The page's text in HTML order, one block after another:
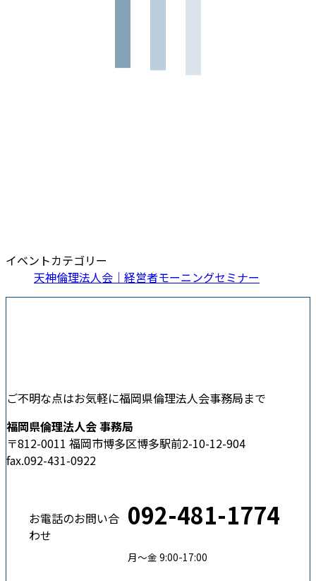
イベントカテゴリー
天神倫理法人会｜経営者モーニングセミナー
ご不明な点はお気軽に福岡県倫理法人会事務局まで
福岡県倫理法人会 事務局
〒812-0011 福岡市博多区博多駅前2-10-12-904
fax.092-431-0922
お電話のお問い合
わせ
092-481-1774
月〜金 9:00-17:00